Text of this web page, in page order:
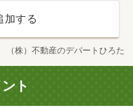
加する
株）不動産のデパートひろた
ト